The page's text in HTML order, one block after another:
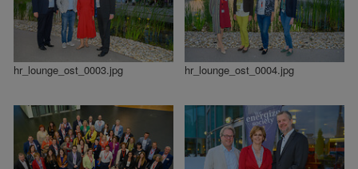
hr_lounge_ost_0003.jpg hr_lounge_ost_0004.jpg